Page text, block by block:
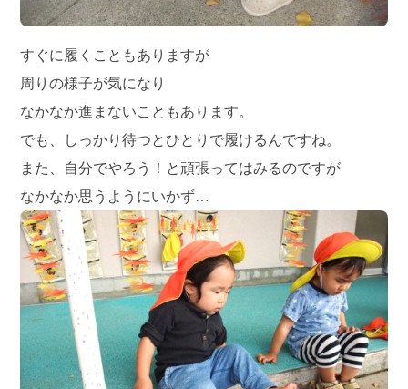
すぐに履くこともありますが
周りの様子が気になり
なかなか進まないこともあります。
でも、しっかり待つとひとりで履けるんですね。
また、自分でやろう！と頑張ってはみるのですが
なかなか思うようにいかず…